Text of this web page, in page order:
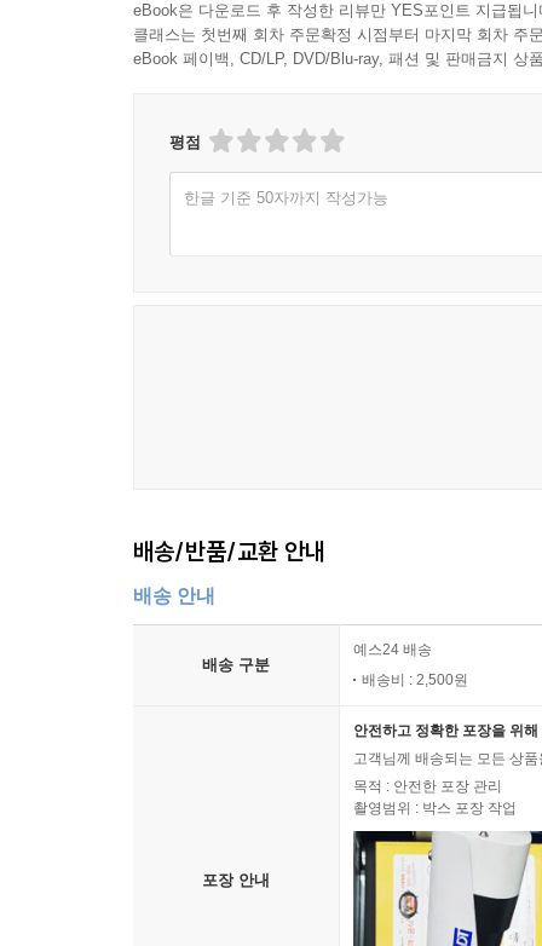
eBook은 다운로드 후 작성한 리뷰만 YES포인트 지급됩니
클래스는 첫번째 회차 주문확정 시점부터 마지막 회차 주
eBook 페이백, CD/LP, DVD/Blu-ray, 패션 및 판매금지 상
평점
한글 기준 50자까지 작성가능
배송/반품/교환 안내
배송 안내
배송 구분
예스24 배송
배송비 : 2,500원
포장 안내
안전하고 정확한 포장을 위
고객님께 배송되는 모든 상
목적 : 안전한 포장 관리
촬영범위 : 박스 포장 작업